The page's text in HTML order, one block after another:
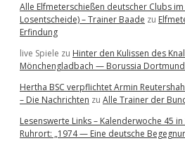
Alle Elfmeterschießen deutscher Clubs
Losentscheide) – Trainer Baade zu
Erfindung
live Spiele zu Hinter den Kulissen des
Mönchengladbach — Borussia
Hertha BSC verpflichtet Armin
– Die Nachrichten zu Alle Trainer der
Lesenswerte Links – Kalenderwoche 45
Ruhrort: „1974 — Eine deutsche